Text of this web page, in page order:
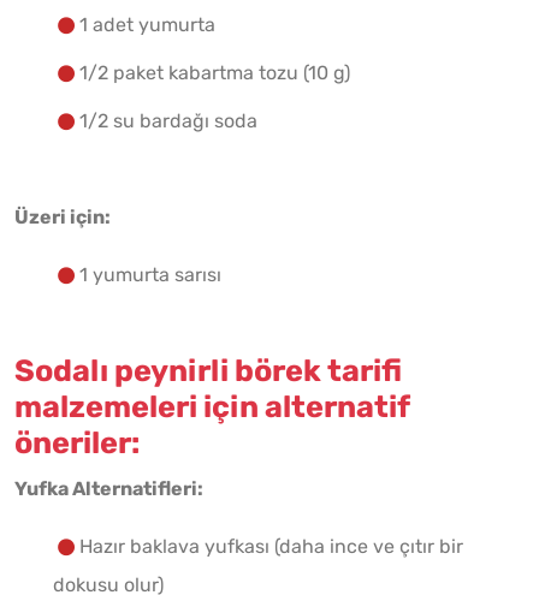
1 adet yumurta
1/2 paket kabartma tozu (10 g)
1/2 su bardağı soda
Üzeri için:
1 yumurta sarısı
Sodalı peynirli börek tarifi
malzemeleri için alternatif
öneriler:
Yufka Alternatifleri:
Hazır baklava yufkası (daha ince ve çıtır bir
dokusu olur)